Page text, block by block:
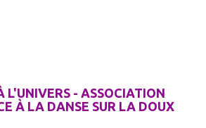
L'UNIVERS - ASSOCIATION
À LA DANSE SUR LA DOUX